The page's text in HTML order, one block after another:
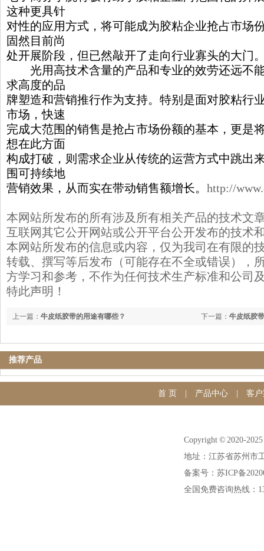
这种更具针
对性的应用方式，将可能成为胶粘企业抢占市场
固然目前尚
处开展阶段，但已然敲开了走向行业寡头的大门
光用高技术含量的产品和专业的效劳还远不
求高度的品
牌塑造和营销推行作为支持。特别是面对胶粘行
市场，快速
完成大范围的销售是抢占市场份额的基本，更是
想在此方面
构成打破，则需求企业从传统的运营方式中跳出
围可持续地
营销效果，从而实在带动销售额增长。 http://
本网站所发布的所有涉及所有相关产品的技术文
互联网其它公开网站或公开平台公开发布的技术
本网站所发布的信息或内容，仅为我司在有限的
转载、撰写等后发布（可能存在不全或错误），
方学习和参考，不作为任何技术生产标准和公司
特此声明！
下一篇： 牛皮纸胶
上一篇： 牛皮纸胶带的用途有哪些？
推荐产品
首 页 产品中心| 客
Copyright © 2020-
地址：江苏省苏州市
备案号：苏ICP备
全国免费咨询热线：